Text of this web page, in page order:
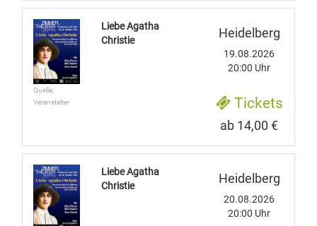
Quelle:
Veranstalter
Liebe Agatha
Christie
Heidelberg
19.08.2026
20:00 Uhr
Tickets
ab 14,00 €
Liebe Agatha
Christie
Heidelberg
20.08.2026
20:00 Uhr